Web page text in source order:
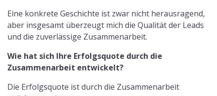
Eine konkrete Geschichte ist zwar nicht herausragend,
aber insgesamt überzeugt mich die Qualität der Leads
und die zuverlässige Zusammenarbeit.
Wie hat sich Ihre Erfolgsquote durch die
Zusammenarbeit entwickelt?
Die Erfolgsquote ist durch die Zusammenarbeit